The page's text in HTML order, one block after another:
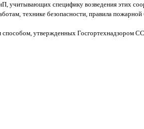
учитывающих специфику возведения этих
технике безопасности, правила пожарной
способом, утвержденных Госгортехнадзором